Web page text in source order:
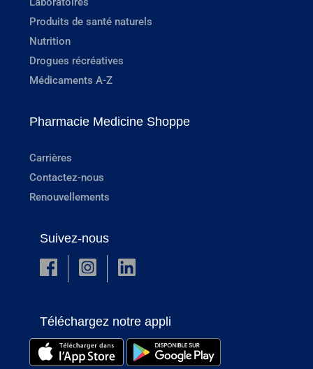
Produits de santé naturels
Nutrition
Drogues récréatives
Médicaments A-Z
Pharmacie Medicine Shoppe
Carrières
Contactez-nous
Renouvellements
Suivez-nous
Téléchargez notre appli